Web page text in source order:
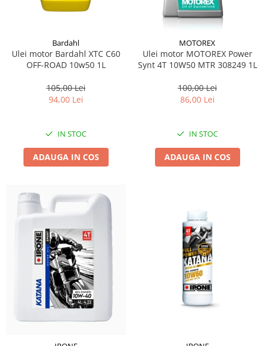
Bardahl
Ulei motor Bardahl XTC C60
OFF-ROAD 10w50 1L
105,00 Lei
94,00 Lei
IN STOC
ADAUGA IN COS
MOTOREX
Ulei motor MOTOREX Power
Synt 4T 10W50 MTR 308249 1L
100,00 Lei
86,00 Lei
IN STOC
ADAUGA IN COS